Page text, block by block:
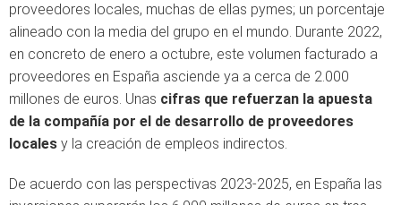
proveedores locales, muchas de ellas pymes; un porcentaje
alineado con la media del grupo en el mundo. Durante 2022,
en concreto de enero a octubre, este volumen facturado a
proveedores en España asciende ya a cerca de 2.000
millones de euros. Unas cifras que refuerzan la apuesta
de la compañía por el de desarrollo de proveedores
locales y la creación de empleos indirectos.
De acuerdo con las perspectivas 2023-2025, en España las